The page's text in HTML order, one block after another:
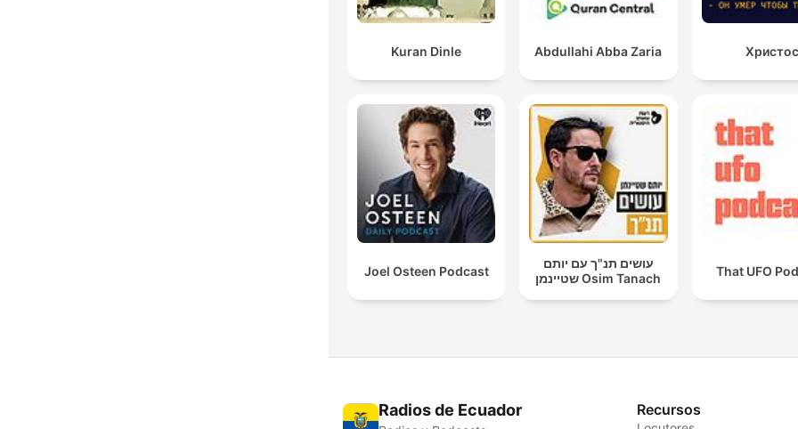
Kuran Dinle Abdullahi Abba Zaria Христос
Joel Osteen Podcast
עושים תנ"ך עם יותם
שטיינמן Osim Tanach
That UFO
Radios de Ecuador Recursos